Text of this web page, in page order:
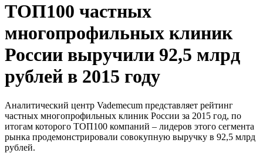
ТОП100 частных
многопрофильных клиник
России выручили 92,5 млрд
рублей в 2015 году
Аналитический центр Vademecum представляет рейтинг
частных многопрофильных клиник России за 2015 год, по
итогам которого ТОП100 компаний – лидеров этого сегмента
рынка продемонстрировали совокупную выручку в 92,5 млрд
рублей.